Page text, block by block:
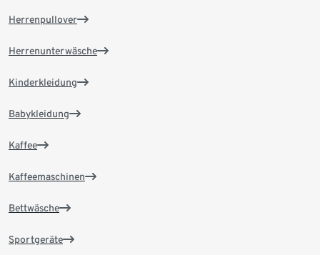
Herrenpullover
Herrenunterwäsche
Kinderkleidung
Babykleidung
Kaffee
Kaffeemaschinen
Bettwäsche
Sportgeräte